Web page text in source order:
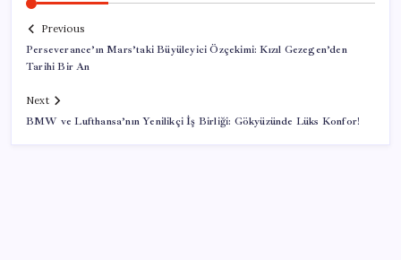
Previous
Perseverance’ın Mars’taki Büyüleyici Özçekimi: Kızıl Gezegen’den
Tarihi Bir An
Next
BMW ve Lufthansa’nın Yenilikçi İş Birliği: Gökyüzünde Lüks Konfor!